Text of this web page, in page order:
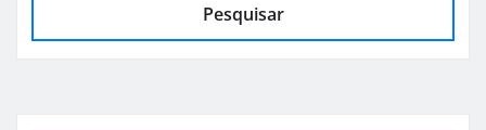
Pesquisar